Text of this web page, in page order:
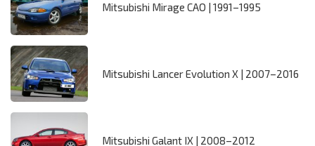
Mitsubishi Mirage CAO | 1991–1995
Mitsubishi Lancer Evolution X | 2007–2016
Mitsubishi Galant IX | 2008–2012